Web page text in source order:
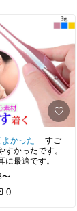
かった すご
すかったです。
に最適です。
〜
0